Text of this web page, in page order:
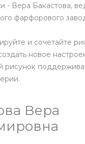
- Вера Бакастова,
фарфорового
и сочетайте
новое
рисунок
Вера